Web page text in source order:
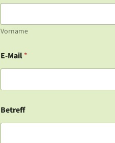
Vorname
E-Mail*
Betreff